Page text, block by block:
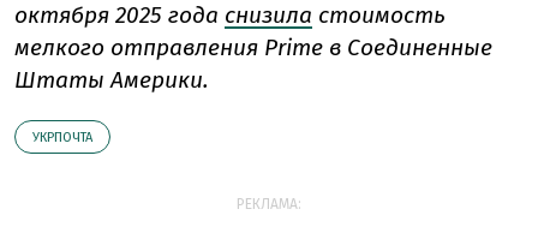
октября 2025 года снизила стоимость
мелкого отправления Prime в Соединенные
Штаты Америки.
УКРПОЧТА
РЕКЛАМА: